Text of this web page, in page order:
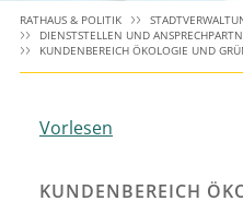
RATHAUS & POLITIK
DIENSTSTELLEN UND
KUNDENBEREICH ÖKOLOGIE UND
Vorlesen
KUNDENBEREICH